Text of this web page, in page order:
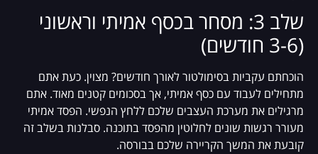
שלב 3: מסחר בכסף אמיתי וראשוני
(3-6 חודשים)
הוכחתם עקביות בסימולטור לאורך חודשים? מצוין. כעת אתם
מתחילים לעבוד עם כסף אמיתי, אך בסכומים קטנים מאוד. אתם
מרגילים את מערכת העצבים שלכם ללחץ הנפשי. הפסד אמיתי
מעורר רגשות שונים לחלוטין מהפסד בתוכנה. סבלנות בשלב זה
קובעת את המשך הקריירה שלכם בבורסה.